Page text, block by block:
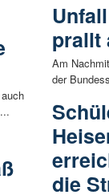
prallt
Am
der
die